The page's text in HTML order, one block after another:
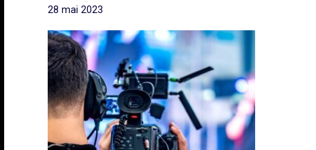
28 mai 2023